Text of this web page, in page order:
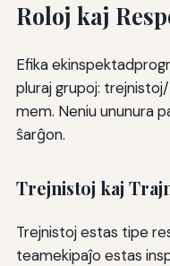
Roloj kaj
Efika
pluraj grupoj:
mem. Neniu ununura
ŝarĝon.
Trejnistoj kaj
Trejnistoj estas tipe
teamekipaĵo estas